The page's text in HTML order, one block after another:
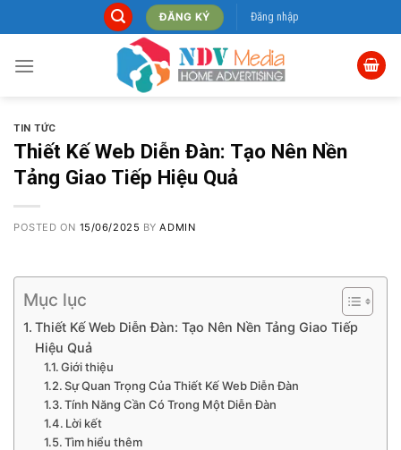
to
content
ĐĂNG KÝ Đăng nhập
TIN TỨC
Thiết Kế Web Diễn Đàn: Tạo Nên Nền
Tảng Giao Tiếp Hiệu Quả
POSTED ON 15/06/2025 BYADMIN
Mục lục
Thiết Kế Web Diễn Đàn: Tạo Nên Nền Tảng Giao Tiếp
Hiệu Quả
Giới thiệu
Sự Quan Trọng Của Thiết Kế Web Diễn Đàn
Tính Năng Cần Có Trong Một Diễn Đàn
Lời kết
Tìm hiểu thêm